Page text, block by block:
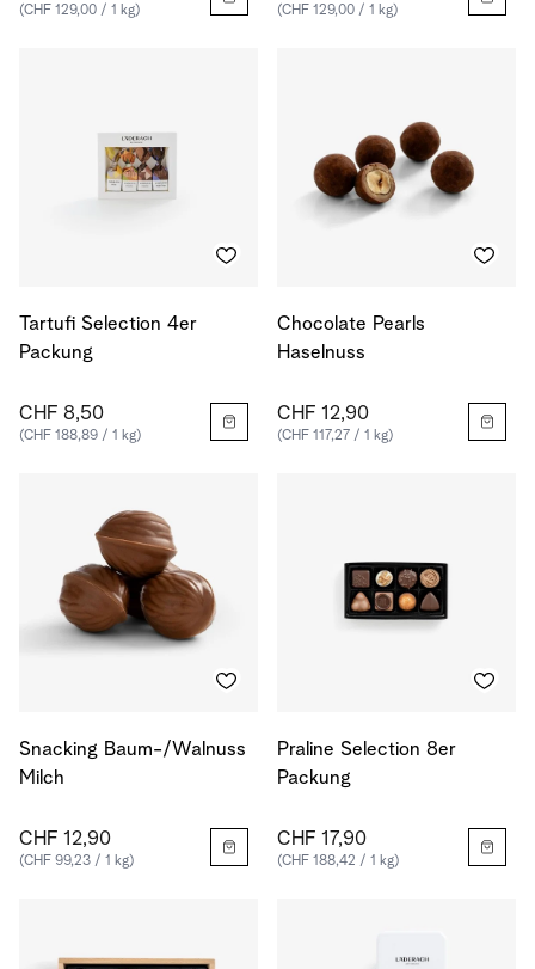
(CHF 129,00 / 1 kg) (CHF 129,00 / 1 kg)
Tartufi Selection 4er
Packung
CHF 8,50
(CHF 188,89 / 1 kg)
Chocolate Pearls
Haselnuss
CHF 12,90
(CHF 117,27 / 1 kg)
Snacking Baum-/Walnuss
Milch
CHF 12,90
(CHF 99,23 / 1 kg)
Praline Selection 8er
Packung
CHF 17,90
(CHF 188,42 / 1 kg)